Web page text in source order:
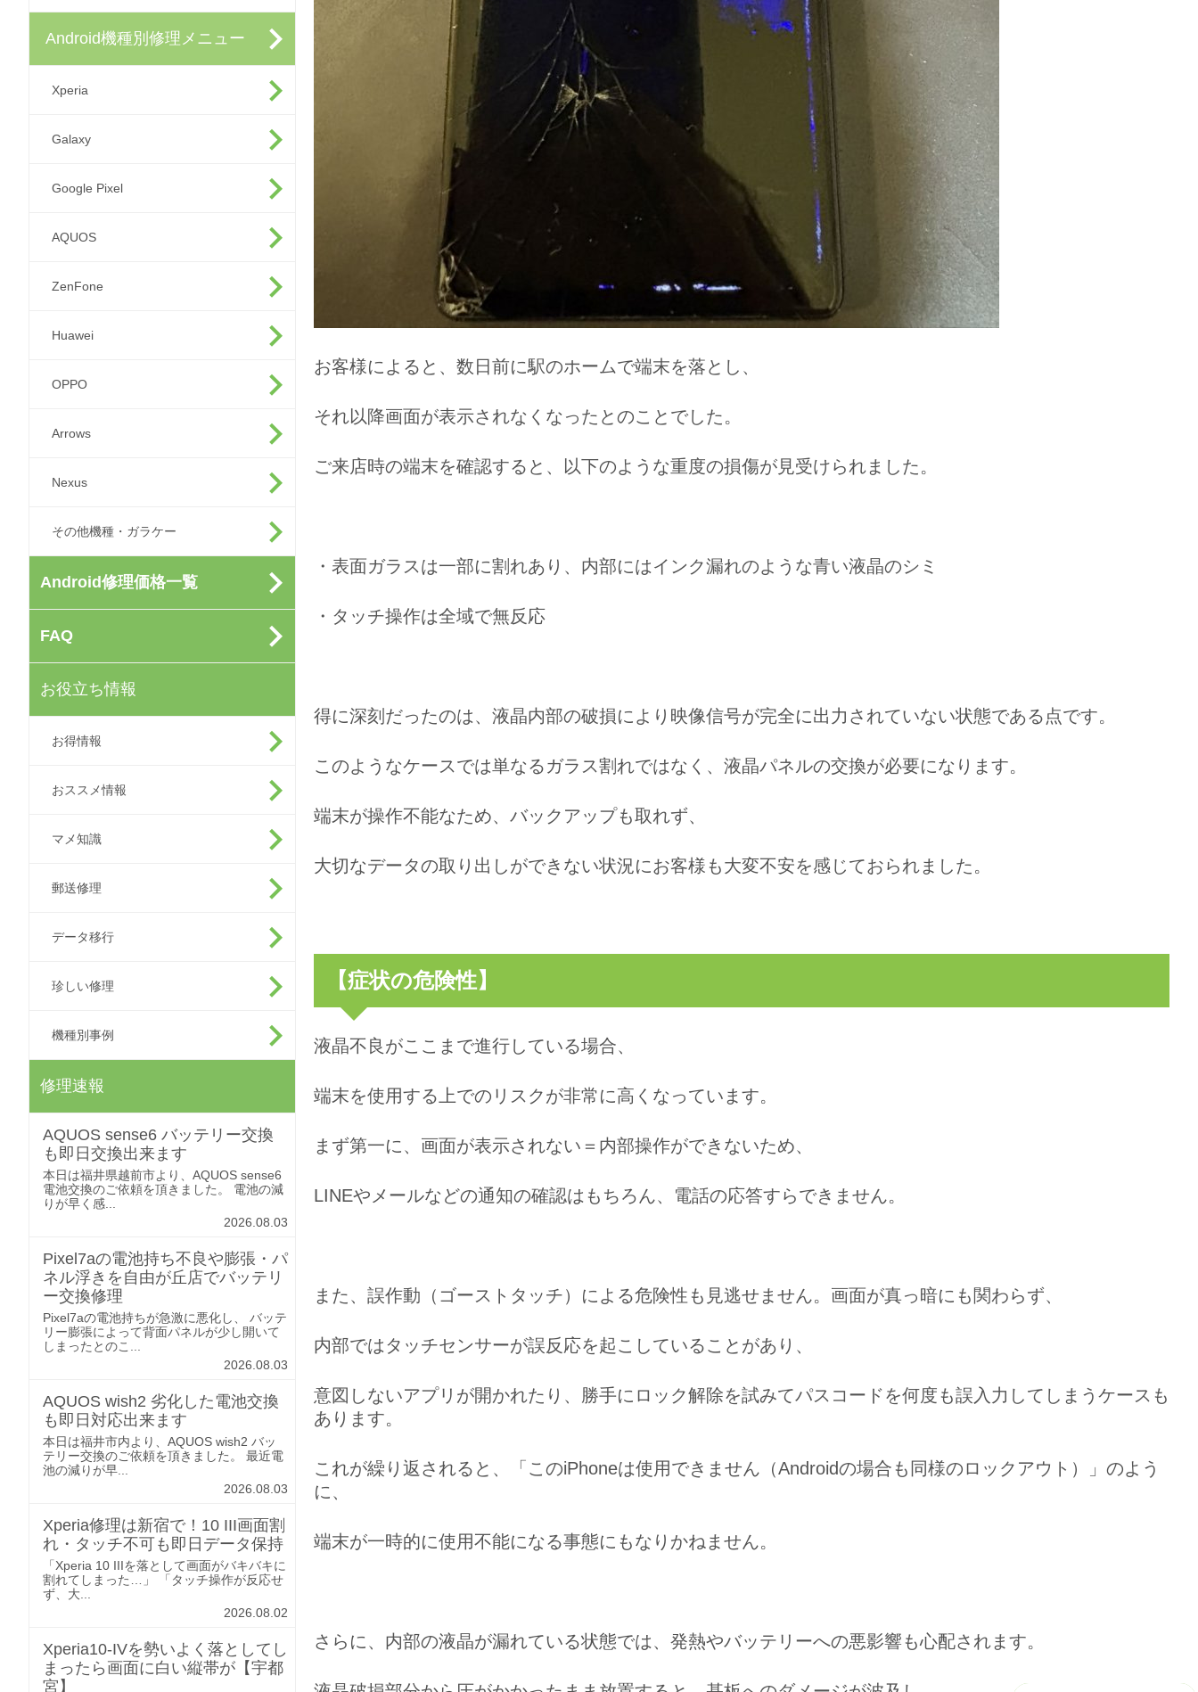
Android機種別修理メニュー
Xperia
Galaxy
Google Pixel
AQUOS
ZenFone
Huawei
OPPO
Arrows
Nexus
その他機種・ガラケー
Android修理価格一覧
FAQ
お役立ち情報
お得情報
おススメ情報
マメ知識
郵送修理
データ移行
珍しい修理
機種別事例
修理速報
AQUOS sense6 バッテリー交換
も即日交換出来ます
本日は福井県越前市より、AQUOS sense6
電池交換のご依頼を頂きました。 電池の減
りが早く感...
2026.08.03
Pixel7aの電池持ち不良や膨張・パ
ネル浮きを自由が丘店でバッテリ
ー交換修理
Pixel7aの電池持ちが急激に悪化し、 バッテ
リー膨張によって背面パネルが少し開いて
しまったとのこ...
2026.08.03
AQUOS wish2 劣化した電池交換
も即日対応出来ます
本日は福井市内より、AQUOS wish2 バッ
テリー交換のご依頼を頂きました。 最近電
池の減りが早...
2026.08.03
Xperia修理は新宿で！10 III画面割
れ・タッチ不可も即日データ保持
「Xperia 10 IIIを落として画面がバキバキに
割れてしまった…」 「タッチ操作が反応せ
ず、大...
2026.08.02
Xperia10-IVを勢いよく落としてし
まったら画面に白い縦帯が【宇都
宮】
お客様によると、数日前に駅のホームで端末を落とし、
それ以降画面が表示されなくなったとのことでした。
ご来店時の端末を確認すると、以下のような重度の損傷が見受けられました。
・表面ガラスは一部に割れあり、 内部にはインク漏れのような青い液晶のシミ
・タッチ操作は全域で無反応
得に深刻だったのは、 液晶内部の破損により映像信号が完全に出力されていない状態である点です。
このようなケースでは単なるガラス割れではなく、 液晶パネルの交換が必要になります。
端末が操作不能なため、バックアップも取れず、
大切なデータの取り出しができない状況にお客様も大変不安を感じておられました。
【症状の危険性】
液晶不良がここまで進行している場合、
端末を使用する上でのリスクが非常に高く なっています。
まず第一に、 画面が表示されない＝内部操作ができないため、
LINEやメールなどの通知の確認はもちろん、電話の応答すらできません。
また、 誤作動（ゴーストタッチ）による危険性も見逃せません。画面が真っ暗にも関わらず、
内部ではタッチセンサーが誤反応を起こしていることがあり、
意図しないアプリが開かれたり、勝手にロック解除を試みてパスコードを何度も誤入力してしまうケースも
あります。
これが繰り返されると、
「このiPhoneは使用できません（Androidの場合も同様のロックアウト）」のよう
に、
端末が一時的に使用不能になる事態にもなりかねません。
さらに、内部の液晶が漏れている状態では、 発熱やバッテリーへの悪影響も心配されます。